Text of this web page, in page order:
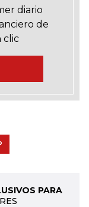
diario
de
clic
PARA